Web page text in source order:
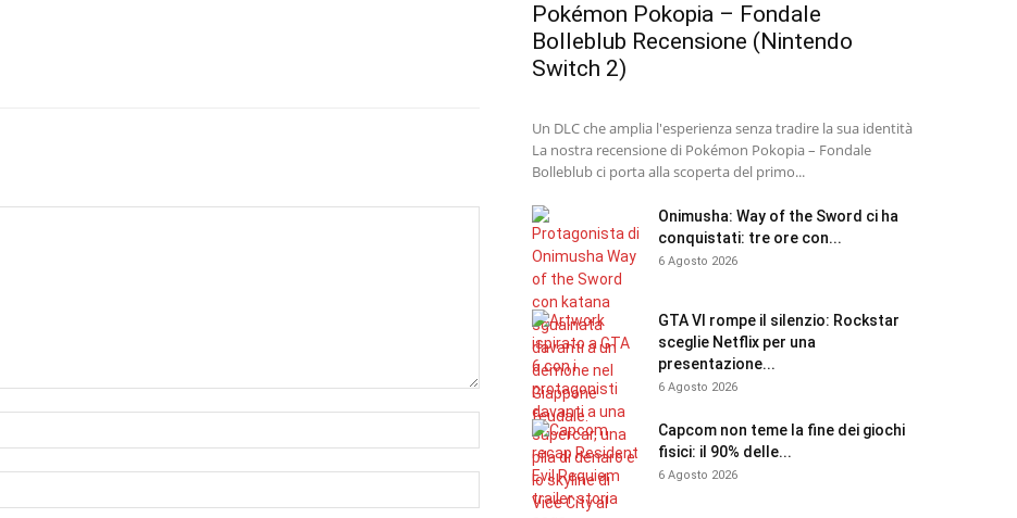
Pokémon Pokopia – Fondale
Bolleblub Recensione (Nintendo
Switch 2)
Un DLC che amplia l'esperienza senza tradire la sua identità
La nostra recensione di Pokémon Pokopia – Fondale
Bolleblub ci porta alla scoperta del primo...
Onimusha: Way of the Sword ci ha
conquistati: tre ore con...
6 Agosto 2026
GTA VI rompe il silenzio: Rockstar
sceglie Netflix per una
presentazione...
6 Agosto 2026
Capcom non teme la fine dei giochi
fisici: il 90% delle...
6 Agosto 2026